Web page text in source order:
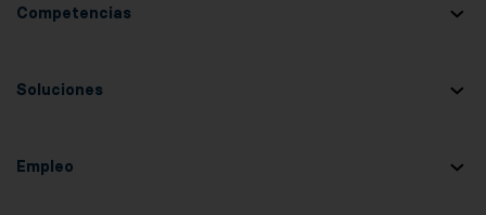
Competencias
Soluciones
Empleo